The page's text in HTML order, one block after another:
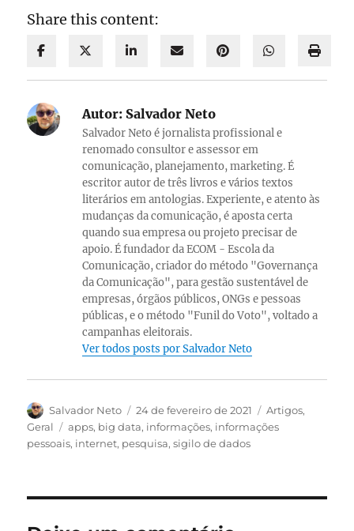
Share this content:
Autor: Salvador Neto
Salvador Neto é jornalista profissional e
renomado consultor e assessor em
comunicação, planejamento, marketing. É
escritor autor de três livros e vários textos
literários em antologias. Experiente, e atento às
mudanças da comunicação, é aposta certa
quando sua empresa ou projeto precisar de
apoio. É fundador da ECOM - Escola da
Comunicação, criador do método "Governança
da Comunicação", para gestão sustentável de
empresas, órgãos públicos, ONGs e pessoas
públicas, e o método "Funil do Voto", voltado a
campanhas eleitorais.
Ver todos posts por Salvador Neto
Autor
Salvador Neto
Publicado
em
24 de fevereiro de 2021 Categorias
Artigos,
Geral
Tags
apps, big data, informações, informações
pessoais, internet, pesquisa,sigilo de dados